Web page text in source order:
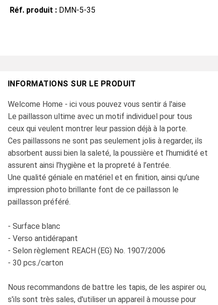
Réf. produit : DMN-5-35
INFORMATIONS SUR LE PRODUIT
Welcome Home - ici vous pouvez vous sentir á l'aise
Le paillasson ultime avec un motif individuel pour tous
ceux qui veulent montrer leur passion déjà à la porte.
Ces paillassons ne sont pas seulement jolis à regarder, ils
absorbent aussi bien la saleté, la poussière et l’humidité et
assurent ainsi l’hygiène et la propreté à l’entrée.
Une qualité géniale en matériel et en finition, ainsi qu’une
impression photo brillante font de ce paillasson le
paillasson préféré.
- Surface blanc
- Verso antidérapant
- Selon règlement REACH (EG) No. 1907/2006
- 30 pcs./carton
Nous recommandons de battre les tapis, de les aspirer ou,
s'ils sont très sales, d'utiliser un appareil à mousse pour